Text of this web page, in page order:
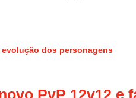
PvP 12v12 e